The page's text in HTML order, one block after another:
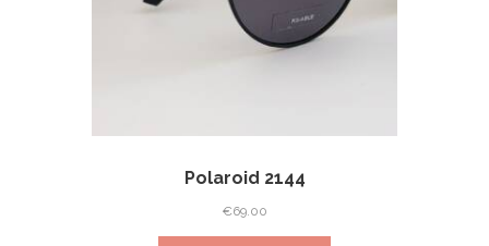
Polaroid 2144
€69.00